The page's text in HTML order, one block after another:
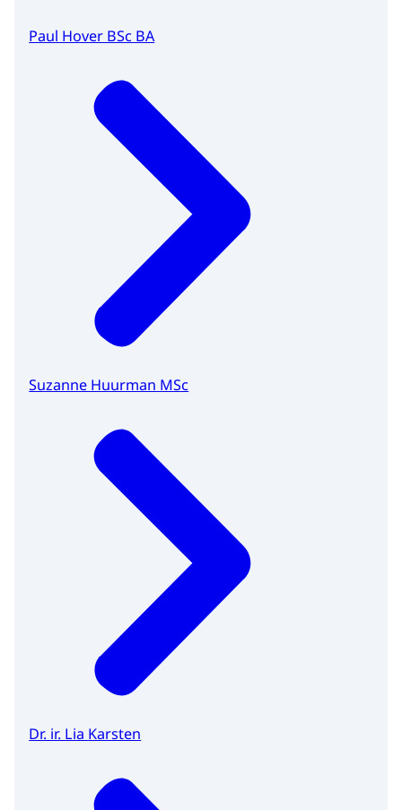
Paul Hover BSc BA
Suzanne Huurman MSc
Dr. ir. Lia Karsten